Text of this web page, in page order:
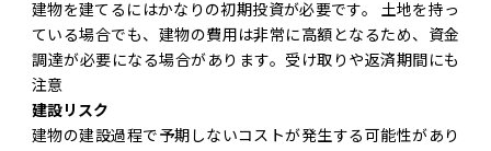
建物を建てるにはかなりの初期投資が必要です。 土地を持っ
ている場合でも、建物の費用は非常に高額となるため、資金
調達が必要になる場合があります。受け取りや返済期間にも
注意
建設リスク
建物の建設過程で予期しないコストが発生する可能性があり